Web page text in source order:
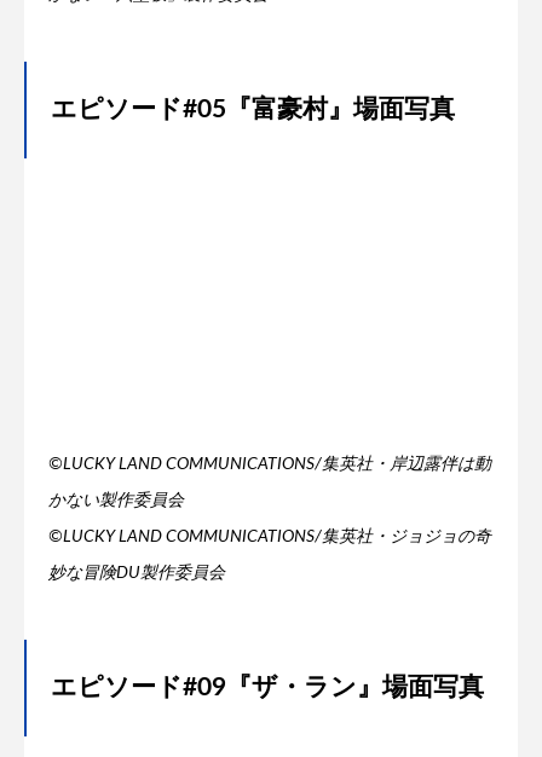
エピソード#05『富豪村』場面写真
©LUCKY LAND COMMUNICATIONS/集英社・岸辺露伴は動
かない製作委員会
©LUCKY LAND COMMUNICATIONS/集英社・ジョジョの奇
妙な冒険DU製作委員会
エピソード#09『ザ・ラン』場面写真